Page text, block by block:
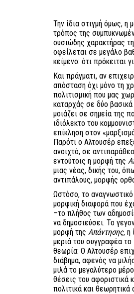
Την ίδια στιγμή όμως, η
τρόπος της
ουσιώδης χαρακτήρας
οφείλεται σε μεγάλο
κείμενο: ότι πρόκειται
Και πράγματι, αν
απόσταση όχι μόνο τη
πολιτισμική που μας
καταρχάς σε δύο
μοιάζει σε σημεία της
ιδιόλεκτο του
επίκληση στον
Παρότι ο Αλτουσέρ
ανοιχτό, σε
εντούτοις η μορφή της
μιας νέας, δικής του,
αντιπάλους, μορφής
Ωστόσο, το
μορφική διαφορά που
–το πλήθος των
να δημοσιεύσει. Το
μορφή της Απάντησης, η
μεριά του συγγραφέα το
θεωρία: Ο Αλτουσέρ
διάβημα, αφενός να
μιλά το μεγαλύτερο
θέσεις του αφοριστικά
πολιτικά και